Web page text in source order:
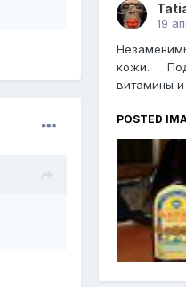
19
кожи.
витамины
POSTED